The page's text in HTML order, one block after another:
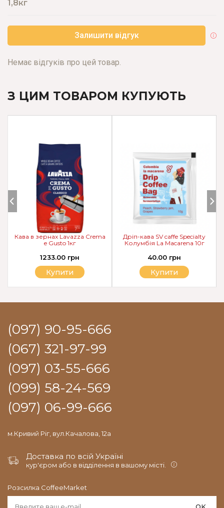
1,8кг
Залишити відгук
Немає відгуків про цей товар.
З ЦИМ ТОВАРОМ КУПУЮТЬ
Дріп-кава SV caffe Specialty
Колумбія La Macarena 10г
40.00 грн
Купити
Кава в зернах Lavazza Crema
e Gusto 1кг
1233.00 грн
Купити
(097) 90-95-666
(067) 321-97-99
(097) 03-55-666
(099) 58-24-569
(097) 06-99-666
м.Кривий Ріг, вул.Качалова, 12а
Доставка по всій Україні
кур'єром або в відділення в вашому місті.
Розсилка CoffeeMarket